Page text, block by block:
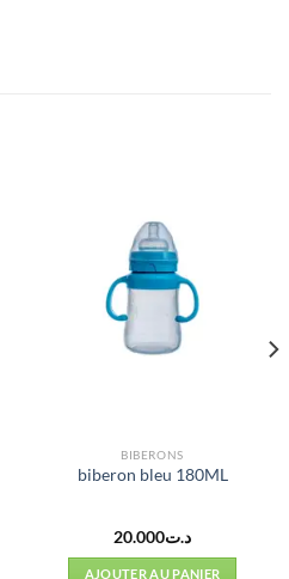
BIBERONS
biberon bleu 180ML
د.ت20.000
AJOUTER AU PANIER